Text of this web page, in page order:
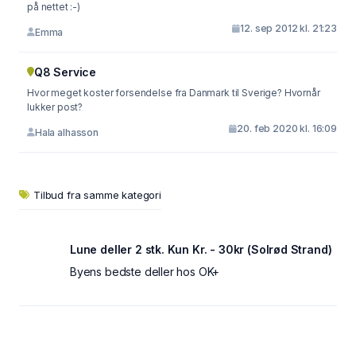
på nettet :-)
Emma 12. sep 2012 kl. 21:23
Q8 Service
Hvor meget koster forsendelse fra Danmark til Sverige? Hvornår
lukker post?
Hala alhasson 20. feb 2020 kl. 16:09
Tilbud fra samme kategori
Lune deller 2 stk. Kun Kr. - 30kr (Solrød Strand)
Byens bedste deller hos OK+